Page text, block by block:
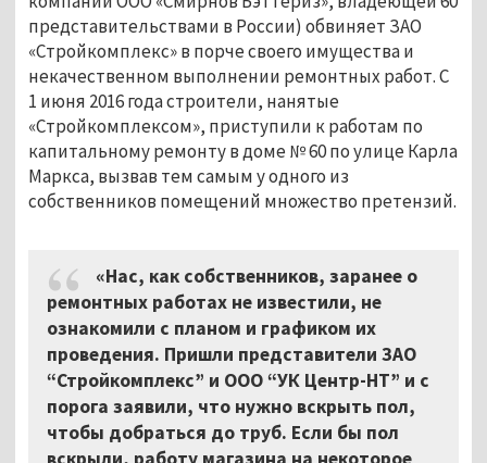
представительствами в России) обвиняет ЗАО
«Стройкомплекс» в порче своего имущества и
некачественном выполнении ремонтных работ. С
1 июня 2016 года строители, нанятые
«Стройкомплексом», приступили к работам по
капитальному ремонту в доме № 60 по улице Карла
Маркса, вызвав тем самым у одного из
собственников помещений множество претензий.
«Нас, как собственников, заранее о
ремонтных работах не известили, не
ознакомили с планом и графиком их
проведения. Пришли представители ЗАО
“Стройкомплекс” и ООО “УК Центр-НТ” и с
порога заявили, что нужно вскрыть пол,
чтобы добраться до труб. Если бы пол